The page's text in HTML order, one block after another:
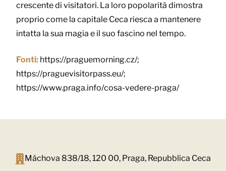
crescente di visitatori. La loro popolarità dimostra
proprio come la capitale Ceca riesca a mantenere
intatta la sua magia e il suo fascino nel tempo.
Fonti: https://praguemorning.cz/;
https://praguevisitorpass.eu/;
https://www.praga.info/cosa-vedere-praga/
Máchova 838/18, 120 00, Praga, Repubblica Ceca